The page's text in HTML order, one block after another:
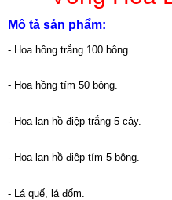
Mô tả sản phẩm:
- Hoa hồng trắng 100 bông.
- Hoa hồng tím 50 bông.
- Hoa lan hồ điệp trắng 5 cây.
- Hoa lan hồ điệp tím 5 bông.
- Lá quế, lá đốm.